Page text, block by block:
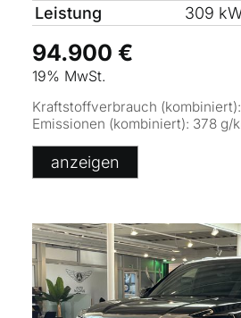
Leistung
309
94.900 €
19% MwSt.
Kraftstoffverbrauch (kombiniert):
Emissionen (kombiniert): 378 g/
anzeigen